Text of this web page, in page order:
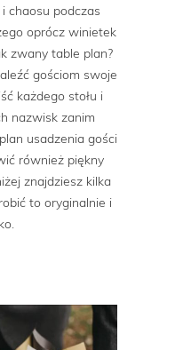
chaosu podczas
oprócz winietek
zwany table plan?
gościom swoje
każdego stołu i
nazwisk zanim
usadzenia gości
również piękny
znajdziesz kilka
to oryginalnie i